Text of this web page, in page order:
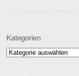
Kategorien
Kategorien